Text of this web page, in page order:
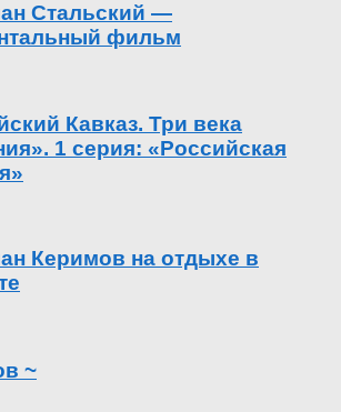
Стальский —
фильм
Кавказ. Три века
1 серия: «Российская
Керимов на отдыхе в
~